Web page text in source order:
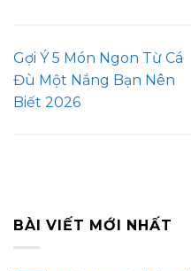
Gợi Ý 5 Món Ngon Từ Cá
Đù Một Nắng Bạn Nên
Biết 2026
BÀI VIẾT MỚI NHẤT